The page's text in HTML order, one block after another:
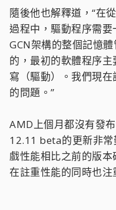
隨後他也解釋道，“在
過程中，驅動程序需
GCN架構的整個記憶
的，最初的軟體程序
寫（驅動）。我們現
的問題。”
AMD上個月都沒有發
12.11 beta的更新非
戲性能相比之前的版
在註重性能的同時也注